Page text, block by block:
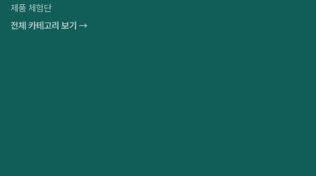
제품 체험단
전체 카테고리 보기 →